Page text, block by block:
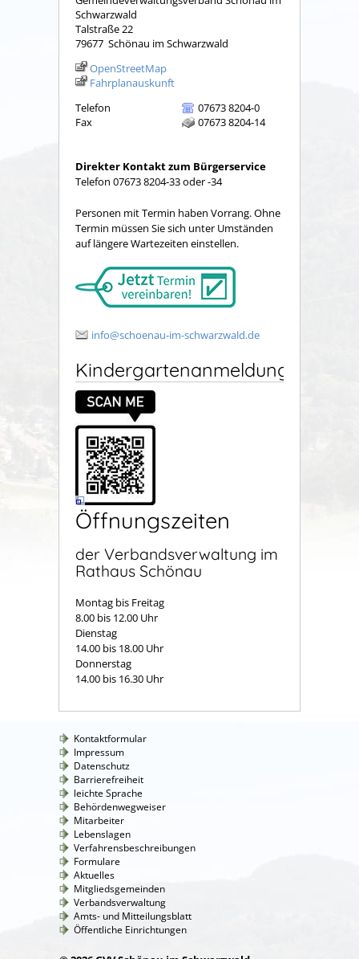
Schwarzwald
Talstraße 22
79677 Schönau im Schwarzwald
OpenStreetMap
Fahrplanauskunft
Telefon
07673 8204-0
Fax
07673 8204-14
Direkter Kontakt zum Bürgerservice
Telefon 07673 8204-33 oder -34
Personen mit Termin haben Vorrang. Ohne
Termin müssen Sie sich unter Umständen
auf längere Wartezeiten einstellen.
info@schoenau-im-schwarzwald.de
Kindergartenanmeldung
Öffnungszeiten
der Verbandsverwaltung im
Rathaus Schönau
Montag bis Freitag
8.00 bis 12.00 Uhr
Dienstag
14.00 bis 18.00 Uhr
Donnerstag
14.00 bis 16.30 Uhr
Kontaktformular
Impressum
Datenschutz
Barrierefreiheit
leichte Sprache
Behördenwegweiser
Mitarbeiter
Lebenslagen
Verfahrensbeschreibungen
Formulare
Aktuelles
Mitgliedsgemeinden
Verbandsverwaltung
Amts- und Mitteilungsblatt
Öffentliche Einrichtungen